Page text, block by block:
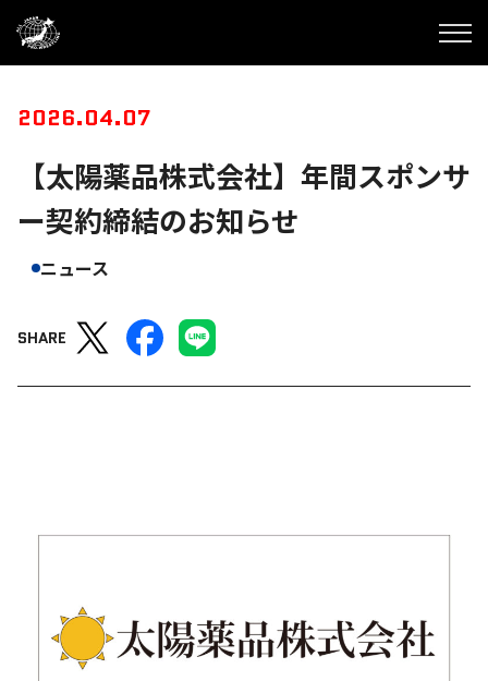
2026.04.07
【太陽薬品株式会社】年間スポンサ
ー契約締結のお知らせ
ニュース
SHARE